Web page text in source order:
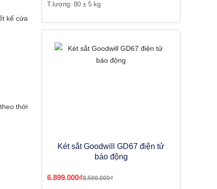
kế cửa
thời
T.lượng: 80 ± 5 kg
Két sắt Goodwill GD67 điện tử
báo động
6.899.000₫8.500.000₫